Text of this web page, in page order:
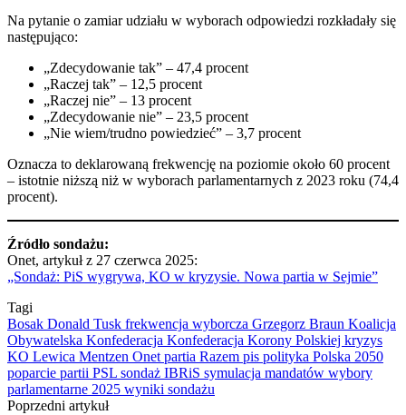
Na pytanie o zamiar udziału w wyborach odpowiedzi rozkładały się
następująco:
„Zdecydowanie tak” – 47,4 procent
„Raczej tak” – 12,5 procent
„Raczej nie” – 13 procent
„Zdecydowanie nie” – 23,5 procent
„Nie wiem/trudno powiedzieć” – 3,7 procent
Oznacza to deklarowaną frekwencję na poziomie około 60 procent
– istotnie niższą niż w wyborach parlamentarnych z 2023 roku (74,4
procent).
Źródło sondażu:
Onet, artykuł z 27 czerwca 2025:
„Sondaż: PiS wygrywa, KO w kryzysie. Nowa partia w Sejmie”
Tagi
Bosak Donald Tusk frekwencja wyborcza Grzegorz Braun Koalicja
Obywatelska Konfederacja Konfederacja Korony Polskiej kryzys
KO Lewica Mentzen Onet partia Razem pis polityka Polska 2050
poparcie partii PSL sondaż IBRiS symulacja mandatów wybory
parlamentarne 2025 wyniki sondażu
Poprzedni artykuł